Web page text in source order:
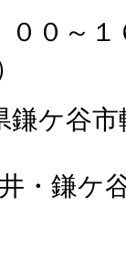
００～
鎌ケ谷
谷環